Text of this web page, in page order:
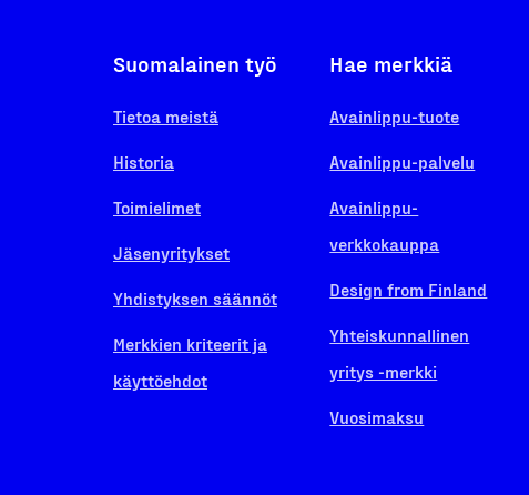
Suomalainen työ
Tietoa meistä
Historia
Toimielimet
Jäsenyritykset
Yhdistyksen säännöt
Merkkien kriteerit ja
käyttöehdot
Hae merkkiä
Avainlippu-tuote
Avainlippu-palvelu
Avainlippu-
verkkokauppa
Design from Finland
Yhteiskunnallinen
yritys -merkki
Vuosimaksu